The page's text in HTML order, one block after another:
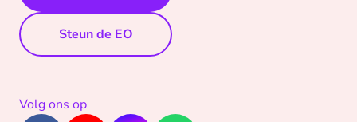
Steun de EO
Volg ons op